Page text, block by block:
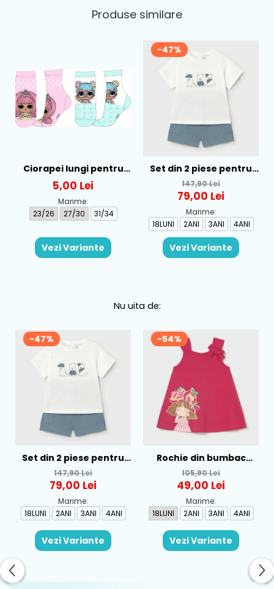
Produse similare
Ciorapei lungi pentru
fete cu personaj LOL -
52-34-315
5,00 Lei
Marime:
23/26
27/30 31/34
Vezi Variante
-47%
Set din 2 piese pentru
baieti Mayoral, Alb-
Albastru - 1665-31
147,90 Lei
79,00 Lei
Marime:
18LUNI
2ANI 3ANI 4ANI
Vezi Variante
Nu uita de:
-47%
Set din 2 piese pentru
baieti Mayoral, Alb-
Albastru - 1665-31
147,90 Lei
79,00 Lei
Marime:
18LUNI
2ANI 3ANI 4ANI
Vezi Variante
-54%
Rochie din bumbac
pentru fete Mayoral,
Rosu - 1930-069
105,90 Lei
49,00 Lei
Marime:
18LUNI
2ANI 3ANI 4ANI
Vezi Variante